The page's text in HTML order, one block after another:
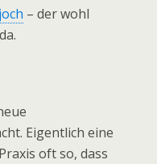
– der wohl
Eigentlich eine
oft so, dass